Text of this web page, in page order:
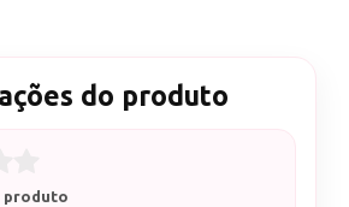
do produto
produto